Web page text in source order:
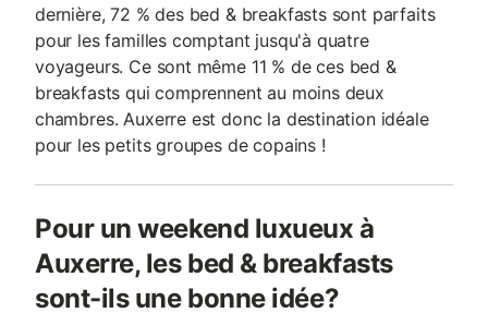
dernière, 72 % des bed & breakfasts sont parfaits
pour les familles comptant jusqu'à quatre
voyageurs. Ce sont même 11 % de ces bed &
breakfasts qui comprennent au moins deux
chambres. Auxerre est donc la destination idéale
pour les petits groupes de copains !
Pour un weekend luxueux à
Auxerre, les bed & breakfasts
sont-ils une bonne idée?